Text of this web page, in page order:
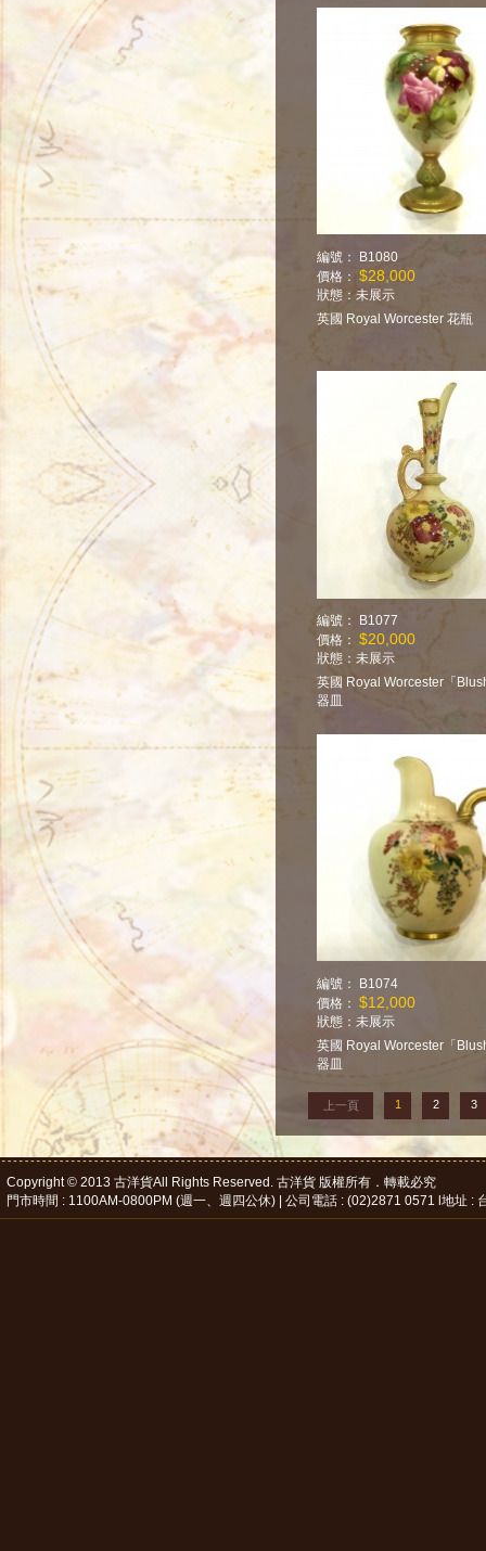
編號： B1080
價格：$28,000
狀態： 未展示
英國 Royal Worcester 花瓶
編號： B1077
價格： $20,000
狀態： 未展示
英國 Royal Worcester「
器皿
編號： B1074
價格： $12,000
狀態： 未展示
英國 Royal Worcester「
器皿
上一頁 1 2 3
Copyright © 2013 古洋貨All Rights Reserved. 古洋貨 版權所有．轉載必究
門市時間 : 1100AM-0800PM (週一、週四公休) | 公司電話 : (02)2871 0571 l地址